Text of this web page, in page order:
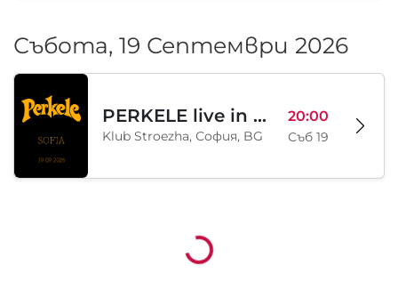
To Be Announced, София, BG Съб 12
Събота, 19 Септември 2026
PERKELE live in Sofia 20:00